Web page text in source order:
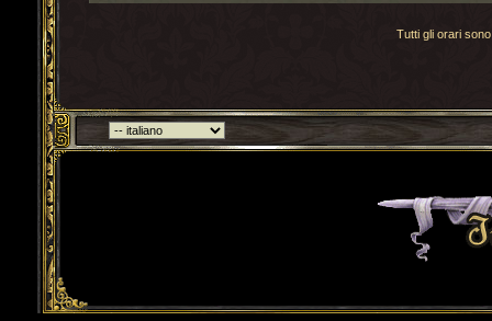
Tutti gli orari
Torna indietro